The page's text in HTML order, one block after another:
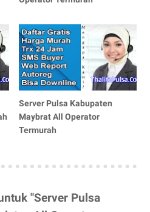
Server Pulsa Kabupaten
Maybrat All Operator
Termurah
"Server Pulsa